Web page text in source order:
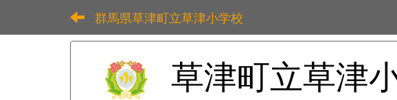
群馬県草津町立草津小学校
草津町立草津